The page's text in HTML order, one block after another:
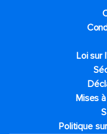
Loi sur
Mises
Politique